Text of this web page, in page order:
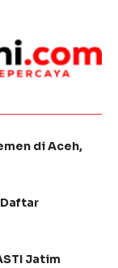
di Aceh,
Jatim